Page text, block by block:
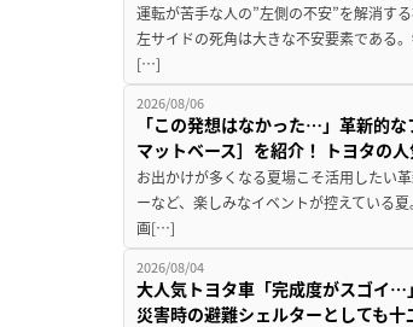
運転が苦手な人の”左側の不安”を解消す
左サイドの死角は大きな不安要素である
[…]
2026/08/06
「この発想はなかった…」革新的
マットベース］を紹介！ トヨタの
お出かけが多くなる夏場こそ活用したい
ーなど、楽しみなイベントが控えている
画[…]
2026/08/04
大人気トヨタ車「完成度がスゴイ…
災害時の避難シェルターとしても十